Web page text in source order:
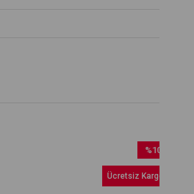
%10
İndirim
%10İndirim
Ücretsiz Kargo